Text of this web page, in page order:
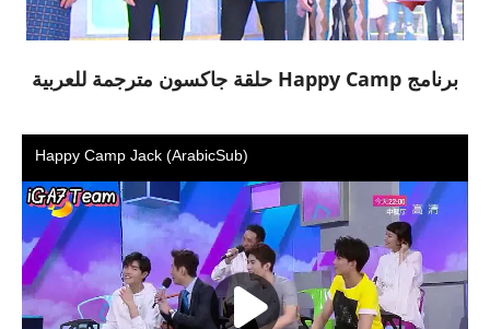
برنامج Happy Camp حلقة جاكسون مترجمة للعربية